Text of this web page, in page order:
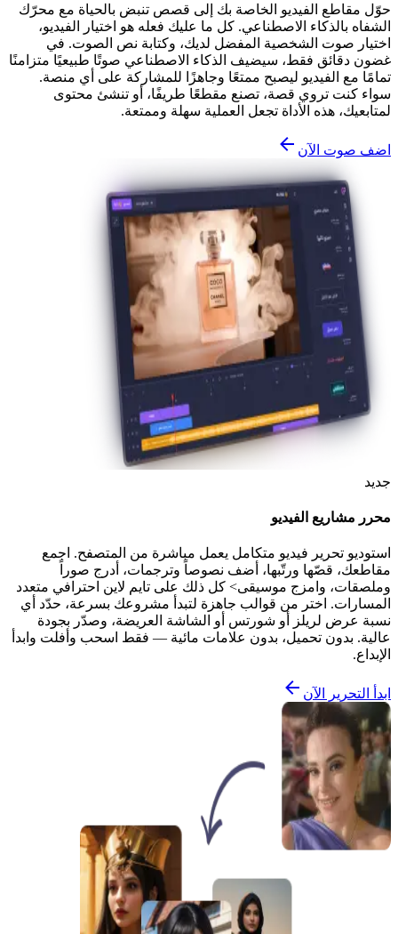
حوّل مقاطع الفيديو الخاصة بك إلى قصص تنبض بالحياة مع محرّك
الشفاه بالذكاء الاصطناعي. كل ما عليك فعله هو اختيار الفيديو،
اختيار صوت الشخصية المفضل لديك، وكتابة نص الصوت. في
غضون دقائق فقط، سيضيف الذكاء الاصطناعي صوتًا طبيعيًا متزامنًا
تمامًا مع الفيديو ليصبح ممتعًا وجاهزًا للمشاركة على أي منصة.
سواء كنت تروي قصة، تصنع مقطعًا طريفًا، أو تنشئ محتوى
لمتابعيك، هذه الأداة تجعل العملية سهلة وممتعة.
اضف صوت الآن
جديد
محرر مشاريع الفيديو
استوديو تحرير فيديو متكامل يعمل مباشرة من المتصفح. اجمع
مقاطعك، قصّها ورتّبها، أضف نصوصاً وترجمات، أدرج صوراً
وملصقات، وامزج موسيقى> كل ذلك على تايم لاين احترافي متعدد
المسارات. اختر من قوالب جاهزة لتبدأ مشروعك بسرعة، حدّد أي
نسبة عرض لريلز أو شورتس أو الشاشة العريضة، وصدّر بجودة
عالية. بدون تحميل، بدون علامات مائية — فقط اسحب وأفلت وابدأ
الإبداع.
ابدأ التحرير الآن